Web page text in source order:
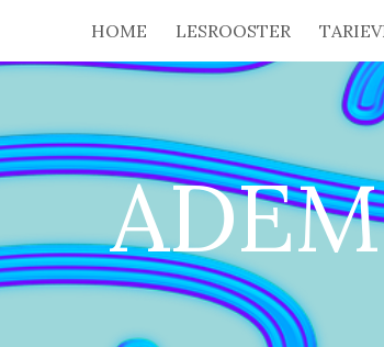
Skip to main content
HOME LESROOSTER